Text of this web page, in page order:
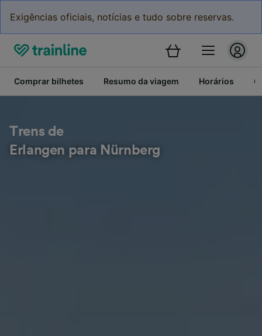
Exigências oficiais, notícias e tudo sobre reservas.
Comprar bilhetes Resumo da viagem Horários
Trens de
Erlangen para Nürnberg